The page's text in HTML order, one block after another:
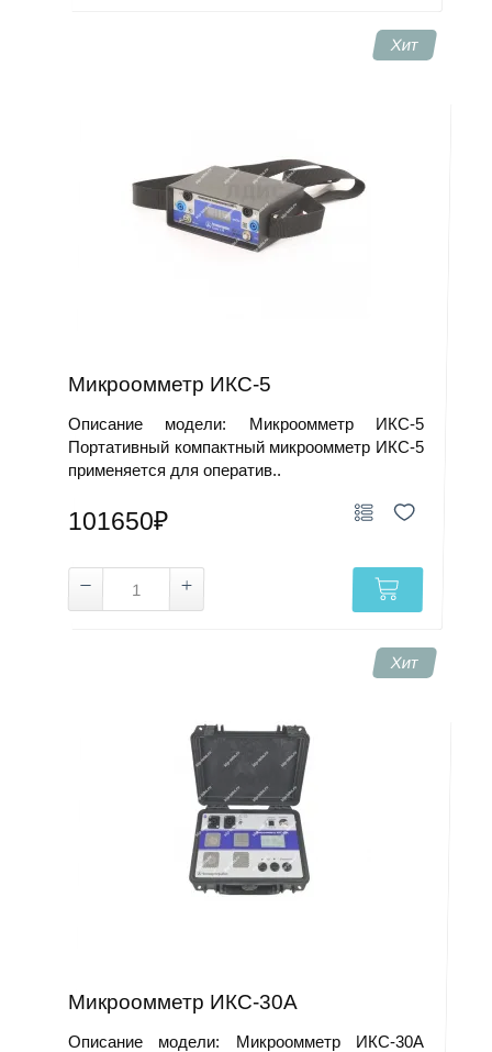
Хит
Микроомметр ИКС-5
Описание модели: Микроомметр ИКС-5
Портативный компактный микроомметр ИКС-5
применяется для оператив..
101650₽
Хит
Микроомметр ИКС-30А
Описание модели: Микроомметр ИКС-30А